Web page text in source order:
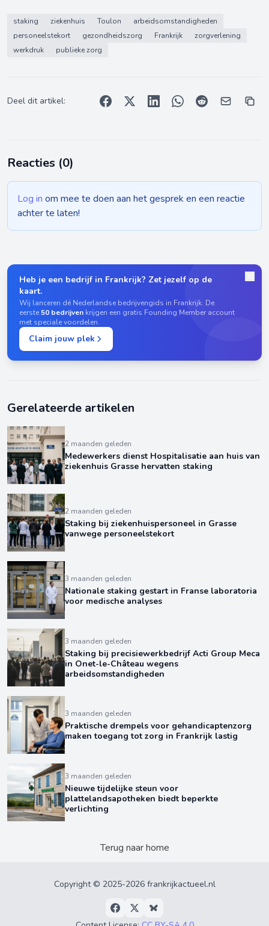
staking ziekenhuis Toulon
arbeidsomstandigheden
personeelstekort
gezondheidszorg Frankrijk
zorgverlening
werkdruk
publieke zorg
Deel dit artikel:
Reacties (0)
Log in om mee te doen aan het gesprek en een reactie
achter te laten!
Heb je een bedrijf in Frankrijk? Zet jezelf op de
kaart.
Wij lanceren dé Nederlandse bedrijvengids in Frankrijk. De
eerste50 bedrijven krijgen een gratis Founding Member account
met speciale voordelen.
Claim jouw plek
Gerelateerde artikelen
2 maanden geleden
Medewerkers dienst Hospitalisatie aan huis van
ziekenhuis Grasse hervatten staking
2 maanden geleden
Staking bij ziekenhuispersoneel in Grasse
vanwege personeelstekort
3 maanden geleden
Nationale staking gestart in Franse laboratoria
voor medische analyses
3 maanden geleden
Staking bij precisiewerkbedrijf Acti Group Meca
in Onet-le-Château wegens
arbeidsomstandigheden
3 maanden geleden
Praktische drempels voor gehandicaptenzorg
maken toegang tot zorg in Frankrijk lastig
3 maanden geleden
Nieuwe tijdelijke steun voor
plattelandsapotheken biedt beperkte
verlichting
Terug naar home
Copyright © 2025-2026 frankrijkactueel.nl